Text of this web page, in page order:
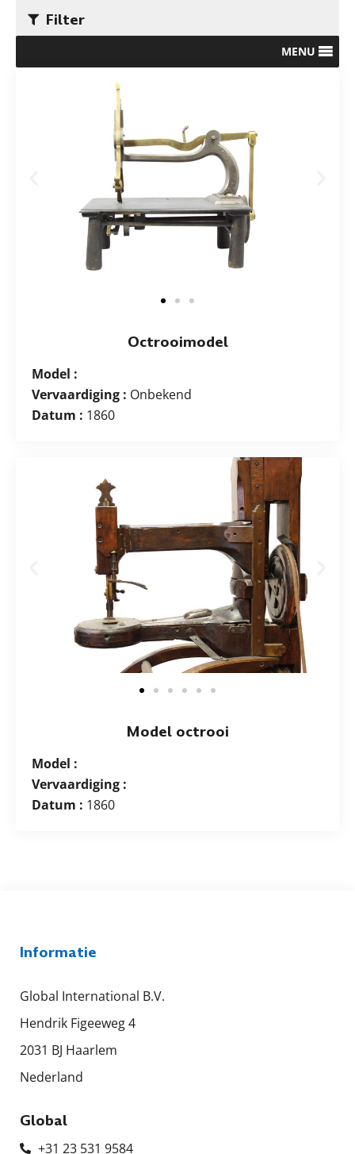
Filter
MENU
Octrooimodel
Model :
Vervaardiging : Onbekend
Datum : 1860
Model octrooi
Model :
Vervaardiging :
Datum : 1860
Informatie
Global International B.V.
Hendrik Figeeweg 4
2031 BJ Haarlem
Nederland
Global
+31 23 531 9584